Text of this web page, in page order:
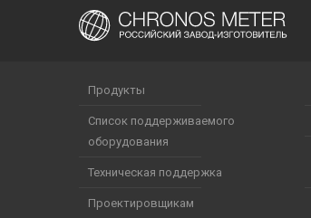
Продукты
Список поддерживаемого
оборудования
Техническая поддержка
Проектировщикам